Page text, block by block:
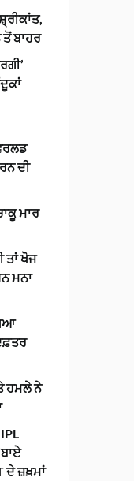
ਬਾਹਰ
ਦੀ
ਮਾਰ
ਤਾਂ ਖੋਜ
ਮਨਾ
ਹਮਲੇ ਨੇ
ਦੇ ਜ਼ਖ਼ਮਾਂ